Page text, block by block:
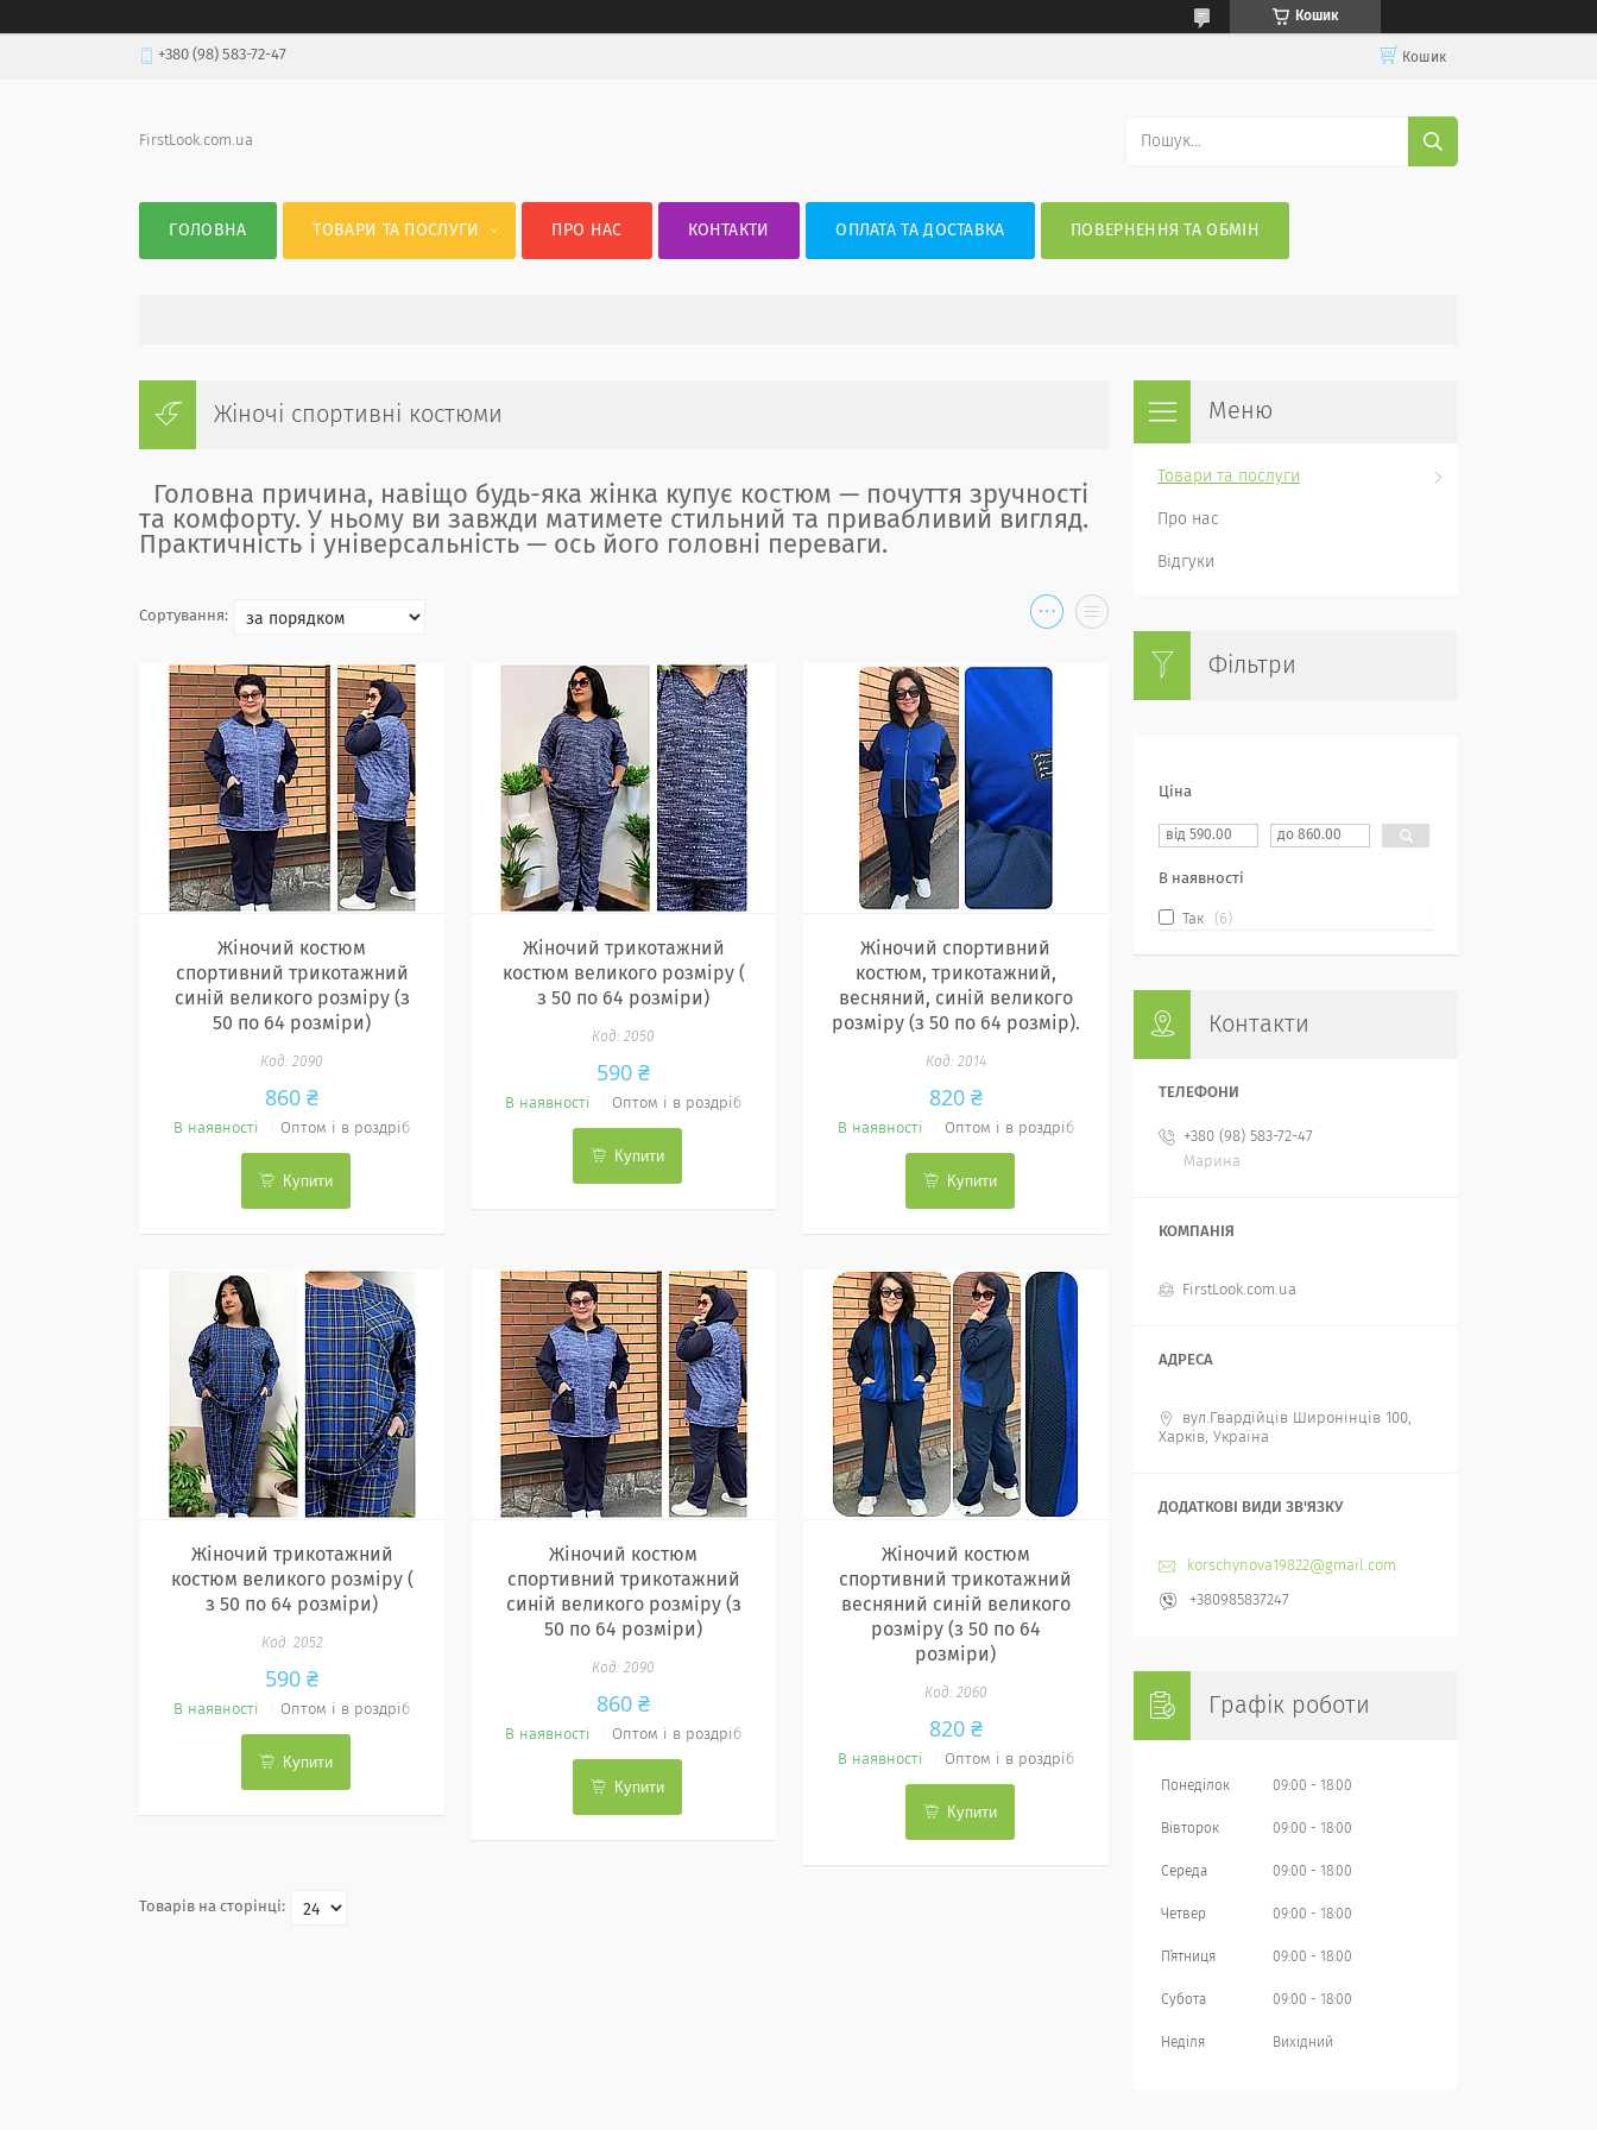
Кошик
+380 (98) 583-72-47 Кошик
FirstLook.com.ua
ГОЛОВНА ТОВАРИ ТА ПОСЛУГИ ПРО НАС КОНТАКТИ ОПЛАТА ТА ДОСТАВКА ПОВЕРНЕННЯ ТА ОБМІН
Жіночі спортивні костюми
Головна причина, навіщо будь-яка жінка купує костюм — почуття зручності
та комфорту. У ньому ви завжди матимете стильний та привабливий вигляд.
Практичність і універсальність — ось його головні переваги.
Жіночий костюм
спортивний трикотажний
синій великого розміру (з
50 по 64 розміри)
2090
860 ₴
В наявності Оптом і в роздріб
Купити
Жіночий трикотажний
костюм великого розміру (
з 50 по 64 розміри)
2050
590 ₴
В наявності Оптом і в роздріб
Купити
Жіночий спортивний
костюм, трикотажний,
весняний, синій великого
розміру (з 50 по 64 розмір).
2014
820 ₴
В наявності Оптом і в роздріб
Купити
Жіночий трикотажний
костюм великого розміру (
з 50 по 64 розміри)
2052
590 ₴
В наявності Оптом і в роздріб
Купити
Жіночий костюм
спортивний трикотажний
синій великого розміру (з
50 по 64 розміри)
2090
860 ₴
В наявності Оптом і в роздріб
Купити
Жіночий костюм
спортивний трикотажний
весняний синій великого
розміру (з 50 по 64
розміри)
2060
820 ₴
В наявності Оптом і в роздріб
Купити
Товари та послуги
Про нас
Відгуки
Фільтри
Ціна
В наявності
Так 6
Контакти
+380 (98) 583-72-47
Марина
FirstLook.com.ua
вул.Гвардійців Широнінців 100,
Харків, Україна
korschynova19822@gmail.com
+380985837247
Графік роботи
Понеділок 09:00 18:00
Вівторок 09:00 18:00
Середа 09:00 18:00
Четвер 09:00 18:00
Пʼятниця 09:00 18:00
Субота 09:00 18:00
Неділя Вихідний